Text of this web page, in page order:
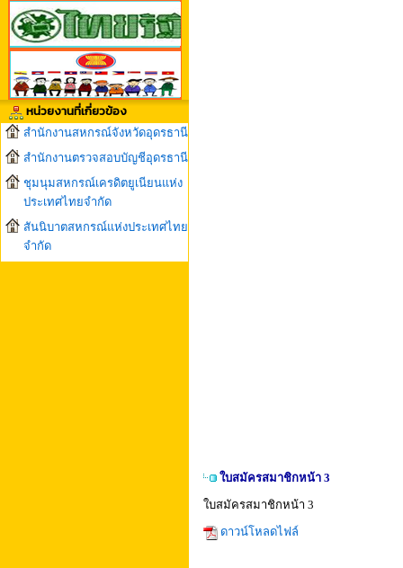
หน่วยงานที่เกี่ยวข้อง
สำนักงานสหกรณ์จังหวัดอุดรธานี
สำนักงานตรวจสอบบัญชีอุดรธานี
ชุมนุมสหกรณ์เครดิตยูเนียนแห่ง
ประเทศไทยจำกัด
สันนิบาตสหกรณ์แห่งประเทศไทย
จำกัด
ใบสมัครสมาชิกหน้า 3
ใบสมัครสมาชิกหน้า 3
ดาวน์โหลดไฟล์